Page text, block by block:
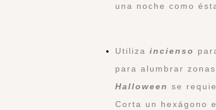
una noche como
Utiliza incienso
para alumbrar
Halloween se
Corta un hexágono